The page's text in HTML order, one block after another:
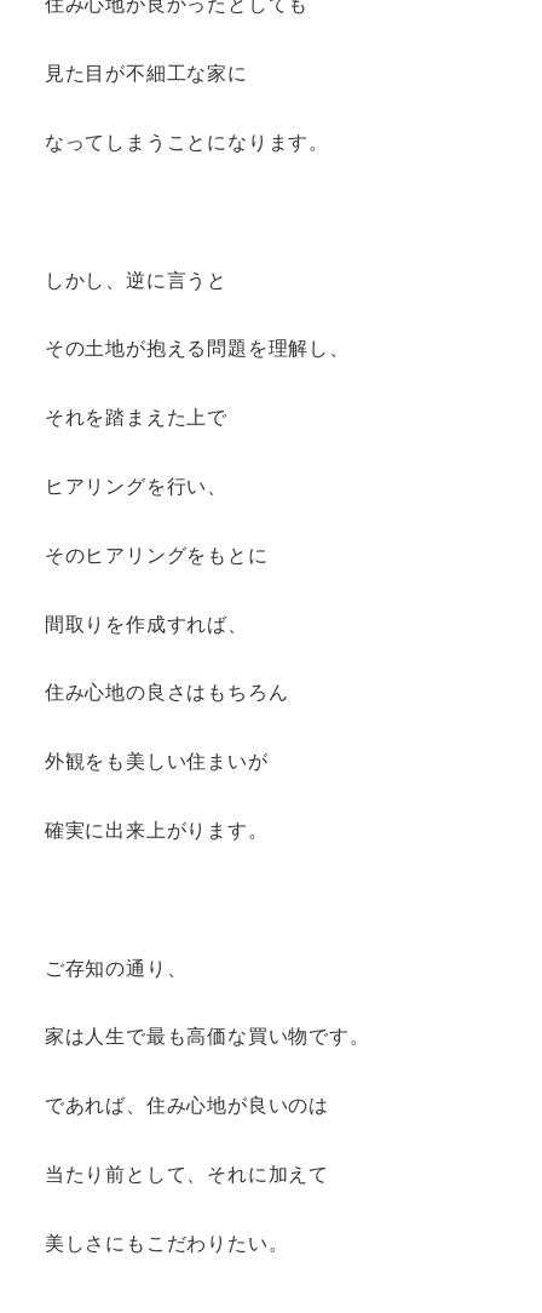
見た目が不細工な家に
なってしまうことになります。
しかし、逆に言うと
その土地が抱える問題を理解し、
それを踏まえた上で
ヒアリングを行い、
そのヒアリングをもとに
間取りを作成すれば、
住み心地の良さはもちろん
外観をも美しい住まいが
確実に出来上がります。
ご存知の通り、
家は人生で最も高価な買い物です。
であれば、住み心地が良いのは
当たり前として、それに加えて
美しさにもこだわりたい。